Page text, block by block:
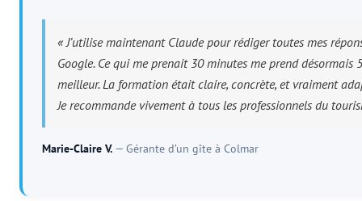
« J’utilise maintenant Claude pour rédiger toutes mes
Google. Ce qui me prenait 30 minutes me prend
meilleur. La formation était claire, concrète, et vraiment
Je recommande vivement à tous les professionnels du
Marie-Claire V. — Gérante d’un gîte à Colmar